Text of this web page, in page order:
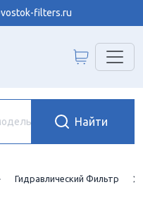
filters.ru
Гидравлический Фильтр